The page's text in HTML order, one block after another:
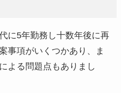
に5年勤務し十数年後に再
事項がいくつかあり、ま
よる問題点もありまし